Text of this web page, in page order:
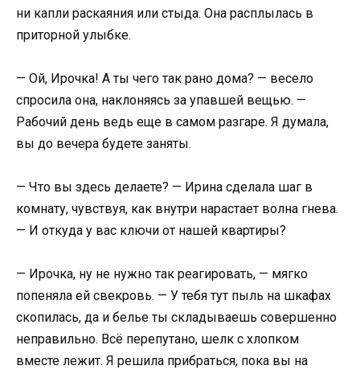
ни капли раскаяния или стыда. Она расплылась в
приторной улыбке.
— Ой, Ирочка! А ты чего так рано дома? — весело
спросила она, наклоняясь за упавшей вещью. —
Рабочий день ведь еще в самом разгаре. Я думала,
вы до вечера будете заняты.
— Что вы здесь делаете? — Ирина сделала шаг в
комнату, чувствуя, как внутри нарастает волна гнева.
— И откуда у вас ключи от нашей квартиры?
— Ирочка, ну не нужно так реагировать, — мягко
попеняла ей свекровь. — У тебя тут пыль на шкафах
скопилась, да и белье ты складываешь совершенно
неправильно. Всё перепутано, шелк с хлопком
вместе лежит. Я решила прибраться, пока вы на